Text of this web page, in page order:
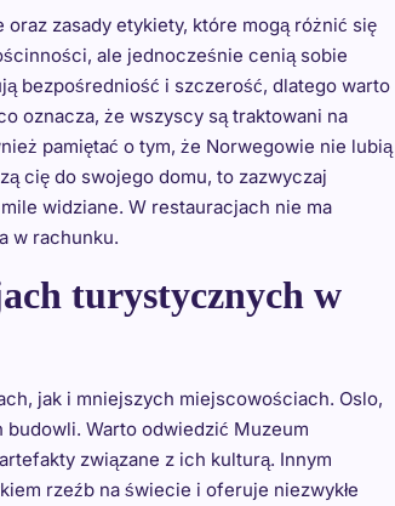
zasady etykiety, które mogą różnić się
ale jednocześnie cenią sobie
bezpośredniość i szczerość, dlatego warto
oznacza, że wszyscy są traktowani na
pamiętać o tym, że Norwegowie nie lubią
cię do swojego domu, to zazwyczaj
widziane. W restauracjach nie ma
w rachunku.
turystycznych w
jak i mniejszych miejscowościach. Oslo,
Warto odwiedzić Muzeum
związane z ich kulturą. Innym
rzeźb na świecie i oferuje niezwykłe